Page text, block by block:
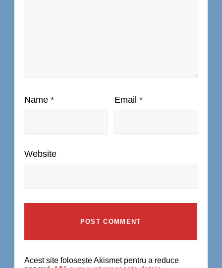
Name * Email *
Website
Acest site folosește Akismet pentru a reduce